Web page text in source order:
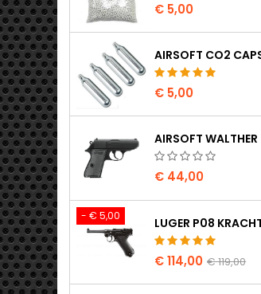
€ 5,00
€ 5,00
€ 44,00
- € 5,00
€ 114,00 € 119,00